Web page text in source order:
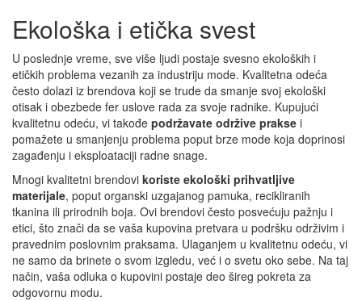
Ekološka i etička svest
U poslednje vreme, sve više ljudi postaje svesno ekoloških i
etičkih problema vezanih za industriju mode. Kvalitetna odeća
često dolazi iz brendova koji se trude da smanje svoj ekološki
otisak i obezbede fer uslove rada za svoje radnike. Kupujući
kvalitetnu odeću, vi takođe podržavate održive prakse i
pomažete u smanjenju problema poput brze mode koja doprinosi
zagađenju i eksploataciji radne snage.
Mnogi kvalitetni brendovi koriste ekološki prihvatljive
materijale, poput organski uzgajanog pamuka, recikliranih
tkanina ili prirodnih boja. Ovi brendovi često posvećuju pažnju i
etici, što znači da se vaša kupovina pretvara u podršku održivim i
pravednim poslovnim praksama. Ulaganjem u kvalitetnu odeću, vi
ne samo da brinete o svom izgledu, već i o svetu oko sebe. Na taj
način, vaša odluka o kupovini postaje deo šireg pokreta za
odgovornu modu.